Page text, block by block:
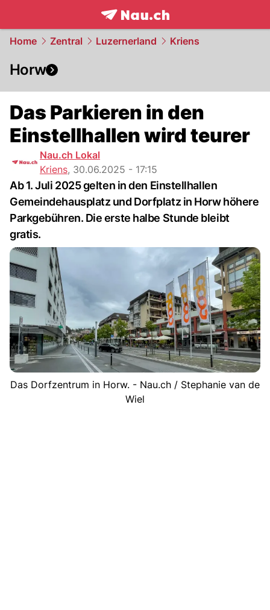
frontpage.NAU.ch
Home Zentral Luzernerland Kriens
Horw
Das Parkieren in den
Einstellhallen wird teurer
Nau.ch Lokal
Kriens, 30.06.2025 - 17:15
Ab 1. Juli 2025 gelten in den Einstellhallen
Gemeindehausplatz und Dorfplatz in Horw höhere
Parkgebühren. Die erste halbe Stunde bleibt
gratis.
Das Dorfzentrum in Horw. - Nau.ch / Stephanie van de
Wiel